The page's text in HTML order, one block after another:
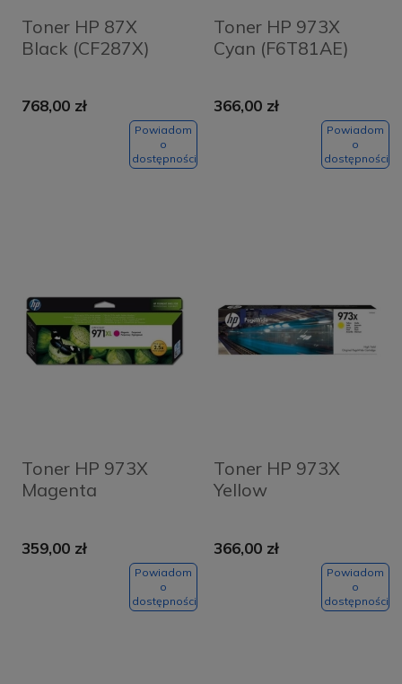
Toner HP 87X
Black (CF287X)
768,00 zł
Powiadom
o
dostępności
Toner HP 973X
Cyan (F6T81AE)
366,00 zł
Powiadom
o
dostępności
Toner HP 973X
Magenta
359,00 zł
Powiadom
o
dostępności
Toner HP 973X
Yellow
366,00 zł
Powiadom
o
dostępności